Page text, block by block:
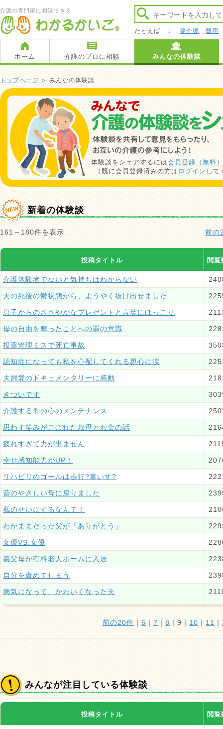
介護の専門家に相談できる
たとえば ： 要介護 費用
ホーム 介護のプロに相談 みんなの体験談
トップページ ＞ みんなの体験談
体験談をシェアするには会員登録（無料）
（既に会員登録済みの方は ログイン して
新着の体験談
161～180件を表示 前の
投稿タイトル 閲覧
介護体験者でないと気持ちはわからない
夫の死後の鬱状態から、ようやく抜け出せました
息子からのささやかなプレゼントと言葉にほっこり
母の自由を奪ったことへの罪の意識
投薬管理ミスで死亡事故
認知症になっても私を心配してくれる親心に涙
夫婦愛のドキュメンタリーに感動
きついです
介護する側の心のメンテナンス
思わす笑みがこぼれた叔母とお金の話
疲れすぎて力が出ません
幸せ感知能力がUP！
リハビリのゴールは歩行?車いす?
昔のやさしい母に戻りました
私のせいにするなんて！
わがままだった父が「ありがとう」
女優VS.女優
義父母が有料老人ホームに入居
自分を責めてしまう
病気になって、かわいくなった夫
前の20件 ｜ 6 ｜ 7 ｜ 8 ｜ 9 ｜ 10 ｜ 11 ｜
みんなが注目している体験談
投稿タイトル 閲覧